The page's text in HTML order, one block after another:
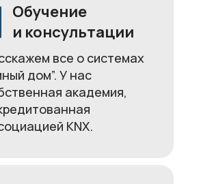
все о системах
дом”. У нас
академия,
KNX.
Обучение
и консультации